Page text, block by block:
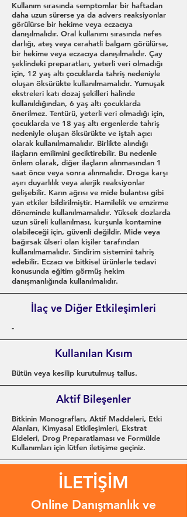
Kullanım sırasında semptomlar bir haftadan
daha uzun sürerse ya da advers reaksiyonlar
görülürse bir hekime veya eczacıya
danışılmalıdır. Oral kullanımı sırasında nefes
darlığı, ateş veya cerahatli balgam görülürse,
bir hekime veya eczacıya danışılmalıdır. Çay
şeklindeki preparatları, yeterli veri olmadığı
için, 12 yaş altı çocuklarda tahriş nedeniyle
oluşan öksürükte kullanılmamalıdır. Yumuşak
ekstreleri katı dozaj şekilleri halinde
kullanıldığından, 6 yaş altı çocuklarda
önerilmez. Tentürü, yeterli veri olmadığı için,
çocuklarda ve 18 yaş altı ergenlerde tahriş
nedeniyle oluşan öksürükte ve iştah açıcı
olarak kullanılmamalıdır. Birlikte alındığı
ilaçların emilimini geciktirebilir. Bu nedenle
önlem olarak, diğer ilaçların alınmasından 1
saat önce veya sonra alınmalıdır. Droga karşı
aşırı duyarlılık veya alerjik reaksiyonlar
gelişebilir. Karın ağrısı ve mide bulantısı gibi
yan etkiler bildirilmiştir. Hamilelik ve emzirme
döneminde kullanılmamalıdır. Yüksek dozlarda
uzun süreli kullanılması, kurşunla kontamine
olabileceği için, güvenli değildir. Mide veya
bağırsak ülseri olan kişiler tarafından
kullanılmamalıdır. Sindirim sistemini tahriş
edebilir. Eczacı ve bitkisel ürünlerle tedavi
konusunda eğitim görmüş hekim
danışmanlığında kullanılmalıdır.
İlaç ve Diğer Etkileşimleri
-
Kullanılan Kısım
Bütün veya kesilip kurutulmuş tallus.
Aktif Bileşenler
Bitkinin Monografları, Aktif Maddeleri, Etki
Alanları, Kimyasal Etkileşimleri, Ekstrat
Eldeleri, Drog Preparatlaması ve Formülde
Kullanımları için lütfen iletişime geçiniz.
İLETİŞİM
Online Danışmanlık ve